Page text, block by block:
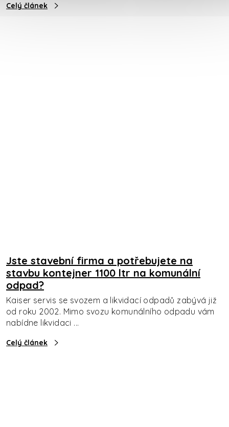
Celý článek
Jste stavební firma a potřebujete na
stavbu kontejner 1100 ltr na komunální
odpad?
Kaiser servis se svozem a likvidací odpadů zabývá již
od roku 2002. Mimo svozu komunálního odpadu vám
nabídne likvidaci ...
Celý článek